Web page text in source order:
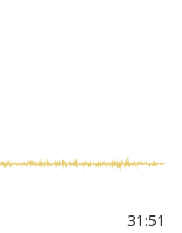
31:51